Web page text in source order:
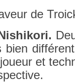
de
bien
et